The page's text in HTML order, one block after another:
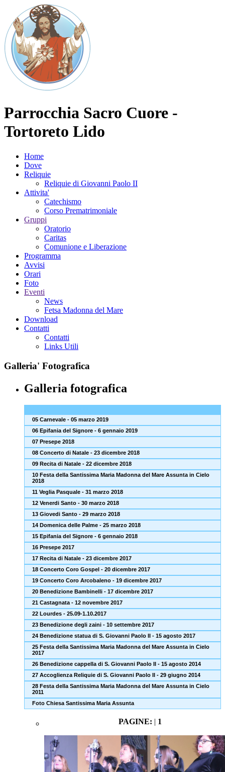
Parrocchia Sacro Cuore -
Tortoreto Lido
Home
Dove
Reliquie
Reliquie di Giovanni Paolo II
Attivita'
Catechismo
Corso Prematrimoniale
Gruppi
Oratorio
Caritas
Comunione e Liberazione
Programma
Avvisi
Orari
Foto
Eventi
News
Fetsa Madonna del Mare
Download
Contatti
Contatti
Links Utili
Galleria' Fotografica
Galleria fotografica
05 Carnevale - 05 marzo 2019
06 Epifania del Signore - 6 gennaio 2019
07 Presepe 2018
08 Concerto di Natale - 23 dicembre 2018
09 Recita di Natale - 22 dicembre 2018
10 Festa della Santissima Maria Madonna del Mare Assunta in Cielo
2018
11 Veglia Pasquale - 31 marzo 2018
12 Venerdi Santo - 30 marzo 2018
13 Giovedi Santo - 29 marzo 2018
14 Domenica delle Palme - 25 marzo 2018
15 Epifania del Signore - 6 gennaio 2018
16 Presepe 2017
17 Recita di Natale - 23 dicembre 2017
18 Concerto Coro Gospel - 20 dicembre 2017
19 Concerto Coro Arcobaleno - 19 dicembre 2017
20 Benedizione Bambinelli - 17 dicembre 2017
21 Castagnata - 12 novembre 2017
22 Lourdes - 25.09-1.10.2017
23 Benedizione degli zaini - 10 settembre 2017
24 Benedizione statua di S. Giovanni Paolo II - 15 agosto 2017
25 Festa della Santissima Maria Madonna del Mare Assunta in Cielo
2017
26 Benedizione cappella di S. Giovanni Paolo II - 15 agosto 2014
27 Accoglienza Reliquie di S. Giovanni Paolo II - 29 giugno 2014
28 Festa della Santissima Maria Madonna del Mare Assunta in Cielo
2011
Foto Chiesa Santissima Maria Assunta
PAGINE: | 1